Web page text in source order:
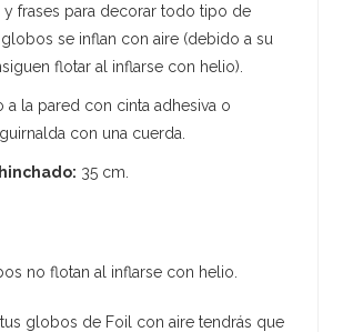
frases para decorar todo tipo de
se inflan con aire (debido a su
flotar al inflarse con helio).
a la pared con cinta adhesiva o
con una cuerda.
35 cm.
no flotan al inflarse con helio.
tus globos de Foil con aire tendrás que